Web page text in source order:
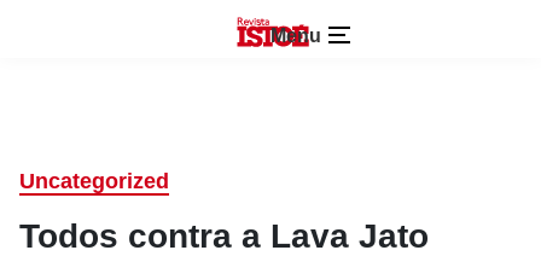
Menu
Uncategorized
Todos contra a Lava Jato